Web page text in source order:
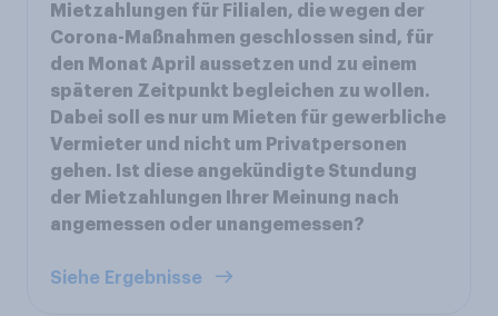
Mietzahlungen für Filialen, die wegen der
Corona-Maßnahmen geschlossen sind, für
den Monat April aussetzen und zu einem
späteren Zeitpunkt begleichen zu wollen.
Dabei soll es nur um Mieten für gewerbliche
Vermieter und nicht um Privatpersonen
gehen. Ist diese angekündigte Stundung
der Mietzahlungen Ihrer Meinung nach
angemessen oder unangemessen?
Siehe Ergebnisse